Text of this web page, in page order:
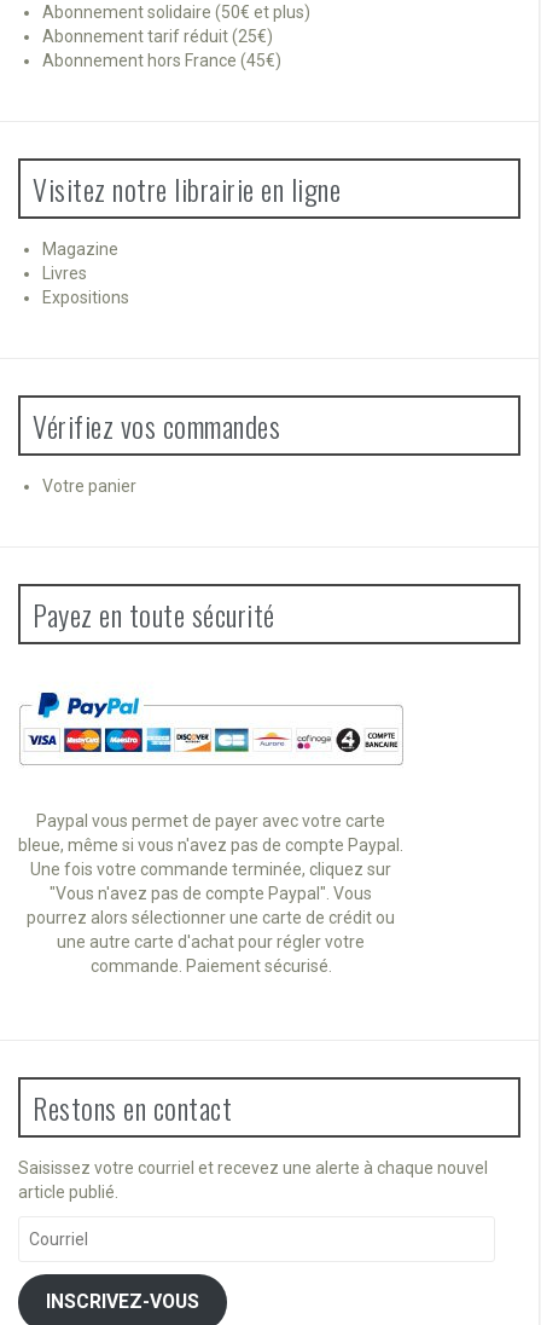
Abonnement solidaire (50€ et plus)
Abonnement tarif réduit (25€)
Abonnement hors France (45€)
Visitez notre librairie en ligne
Magazine
Livres
Expositions
Vérifiez vos commandes
Votre panier
Payez en toute sécurité
Paypal vous permet de payer avec votre carte
bleue, même si vous n'avez pas de compte Paypal.
Une fois votre commande terminée, cliquez sur
"Vous n'avez pas de compte Paypal". Vous
pourrez alors sélectionner une carte de crédit ou
une autre carte d'achat pour régler votre
commande. Paiement sécurisé.
Restons en contact
Saisissez votre courriel et recevez une alerte à chaque nouvel
article publié.
INSCRIVEZ-VOUS